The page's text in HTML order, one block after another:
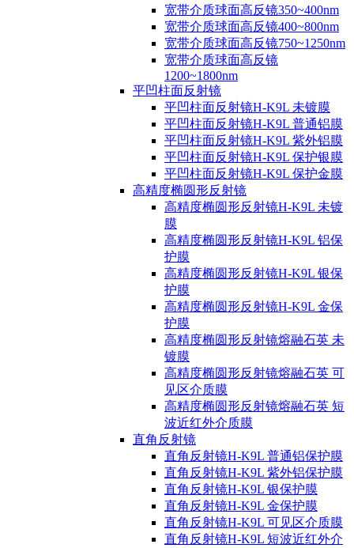
宽带介质球面高反镜350~400nm
宽带介质球面高反镜400~800nm
宽带介质球面高反镜750~1250nm
宽带介质球面高反镜
1200~1800nm
平凹柱面反射镜
平凹柱面反射镜H-K9L 未镀膜
平凹柱面反射镜H-K9L 普通铝膜
平凹柱面反射镜H-K9L 紫外铝膜
平凹柱面反射镜H-K9L 保护银膜
平凹柱面反射镜H-K9L 保护金膜
高精度椭圆形反射镜
高精度椭圆形反射镜H-K9L 未镀
膜
高精度椭圆形反射镜H-K9L 铝保
护膜
高精度椭圆形反射镜H-K9L 银保
护膜
高精度椭圆形反射镜H-K9L 金保
护膜
高精度椭圆形反射镜熔融石英 未
镀膜
高精度椭圆形反射镜熔融石英 可
见区介质膜
高精度椭圆形反射镜熔融石英 短
波近红外介质膜
直角反射镜
直角反射镜H-K9L 普通铝保护膜
直角反射镜H-K9L 紫外铝保护膜
直角反射镜H-K9L 银保护膜
直角反射镜H-K9L 金保护膜
直角反射镜H-K9L 可见区介质膜
直角反射镜H-K9L 短波近红外介